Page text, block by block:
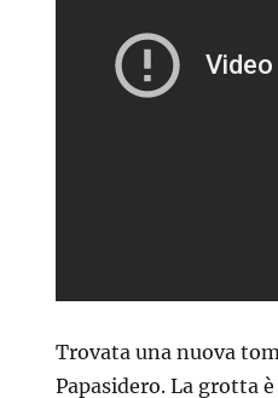
Trovata una nuova
Papasidero. La grotta